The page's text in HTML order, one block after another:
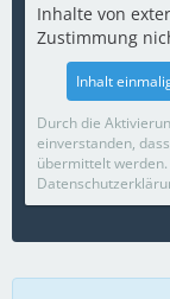
Inhalte von
Zustimmung
Inhalt
Durch die
einverstanden,
übermittelt